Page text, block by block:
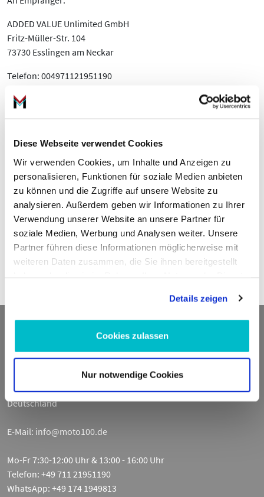
Diese Webseite verwendet Cookies
Wir verwenden Cookies, um Inhalte und Anzeigen zu
personalisieren, Funktionen für soziale Medien anbieten
zu können und die Zugriffe auf unsere Website zu
analysieren. Außerdem geben wir Informationen zu Ihrer
Verwendung unserer Website an unsere Partner für
soziale Medien, Werbung und Analysen weiter. Unsere
Partner führen diese Informationen möglicherweise mit
weiteren Daten zusammen, die Sie ihnen bereitgestellt
Details zeigen
Cookies zulassen
Nur notwendige Cookies
ADDED VALUE Unlimited GmbH
Fritz-Müller-Str. 104
73730 Esslingen am Neckar
Telefon: 004971121951190
E-Mail:
Vertrag über den Kauf der folgenden Waren / die Erbringung
der folgenden Dienstleistung:
Bestellt am / erhalten am:
Name des/der Verbraucher(s):
Anschrift des/der Verbraucher(s):
Unterschrift des/der Verbraucher(s) (nur bei Mitteilung auf
Papier):
Kontakt
ADDED VALUE Unlimited GmbH
Fritz-Müller-Str. 100
73730 Esslingen am Neckar
Deutschland
E-Mail: info@moto100.de
Mo-Fr 7:30-12:00 Uhr & 13:00 - 16:00 Uhr
Telefon: +49 711 21951190
WhatsApp: +49 174 1949813